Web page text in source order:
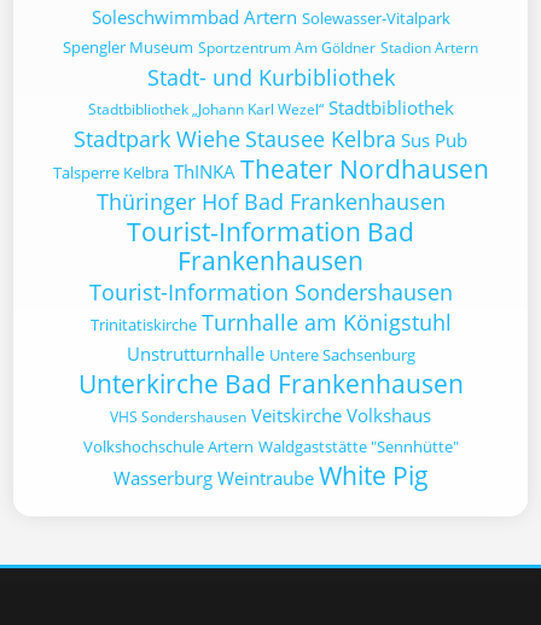
Soleschwimmbad Artern Solewasser-Vitalpark
Spengler Museum Sportzentrum Am Göldner Stadion Artern
Stadt- und Kurbibliothek
Stadtbibliothek „Johann Karl Wezel“ Stadtbibliothek
Stadtpark Wiehe Stausee Kelbra Sus Pub
Talsperre Kelbra ThINKA Theater Nordhausen
Thüringer Hof Bad Frankenhausen
Tourist-Information Bad
Frankenhausen
Tourist-Information Sondershausen
Trinitatiskirche Turnhalle am Königstuhl
Unstrutturnhalle Untere Sachsenburg
Unterkirche Bad Frankenhausen
VHS Sondershausen Veitskirche Volkshaus
Volkshochschule Artern Waldgaststätte "Sennhütte"
Wasserburg Weintraube White Pig